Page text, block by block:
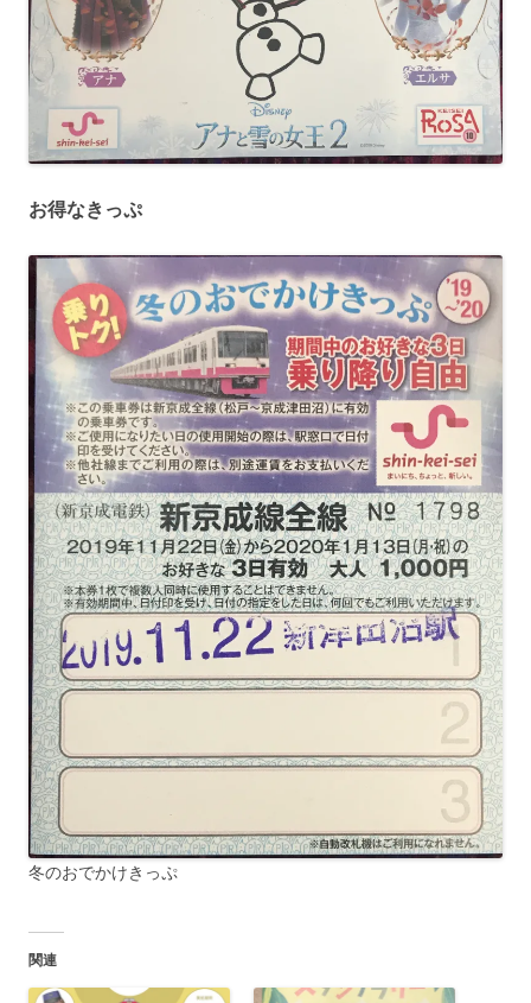
お得なきっぷ
冬のおでかけきっぷ
関連